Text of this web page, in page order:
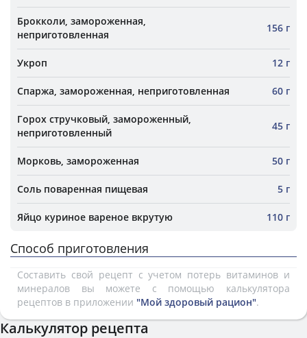
Брокколи, замороженная,
неприготовленная
156 г
Укроп 12 г
Спаржа, замороженная, неприготовленная 60 г
Горох стручковый, замороженный,
неприготовленный
45 г
Морковь, замороженная 50 г
Соль поваренная пищевая 5 г
Яйцо куриное вареное вкрутую 110 г
Способ приготовления
Составить свой рецепт с учетом потерь витаминов и
минералов вы можете с помощью калькулятора
рецептов в приложении "Мой здоровый рацион".
Калькулятор рецепта